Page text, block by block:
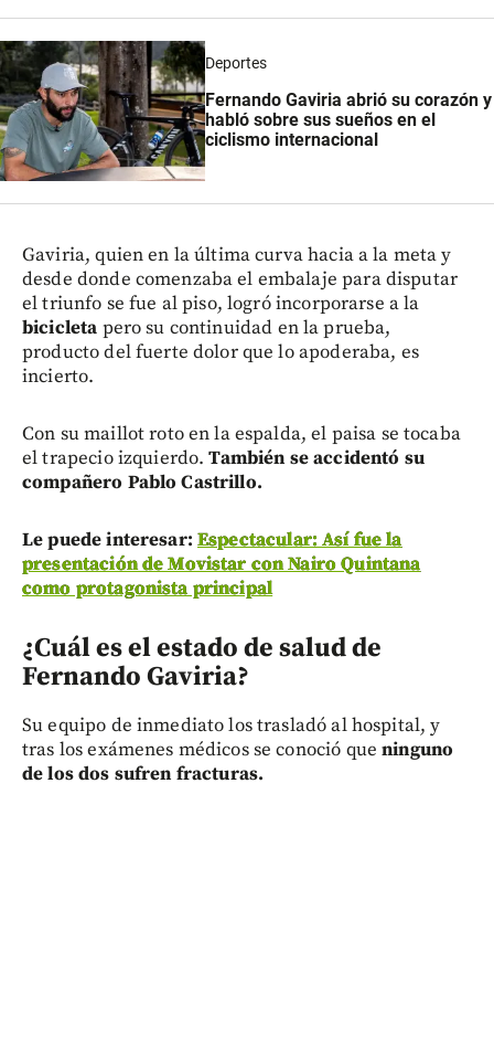
Deportes
Fernando Gaviria abrió su corazón y
habló sobre sus sueños en el
ciclismo internacional
Gaviria, quien en la última curva hacia a la meta y
desde donde comenzaba el embalaje para disputar
el triunfo se fue al piso, logró incorporarse a la
bicicleta pero su continuidad en la prueba,
producto del fuerte dolor que lo apoderaba, es
incierto.
Con su maillot roto en la espalda, el paisa se tocaba
el trapecio izquierdo.También se accidentó su
compañero Pablo Castrillo.
Le puede interesar: Espectacular: Así fue la
presentación de Movistar con Nairo Quintana
como protagonista principal
¿Cuál es el estado de salud de
Fernando Gaviria?
Su equipo de inmediato los trasladó al hospital, y
tras los exámenes médicos se conoció queninguno
de los dos sufren fracturas.